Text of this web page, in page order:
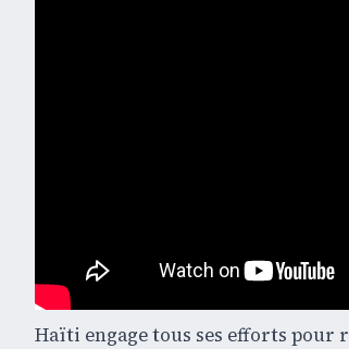
Haïti engage tous ses efforts pour